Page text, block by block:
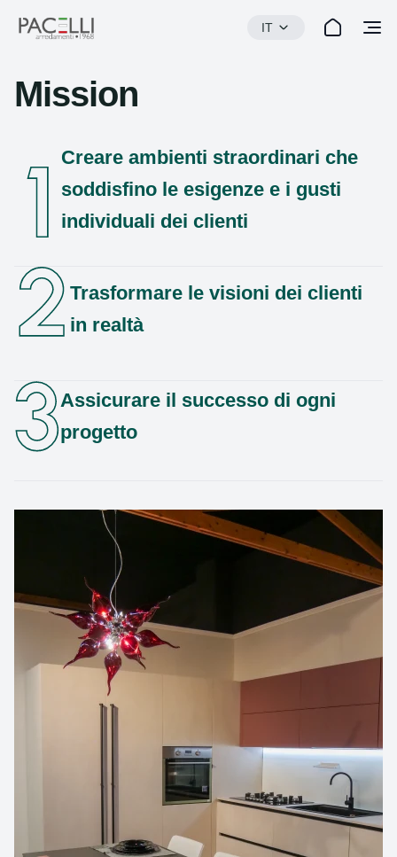
IT
Mission
Creare ambienti straordinari che
soddisfino le esigenze e i gusti
individuali dei clienti
Trasformare le visioni dei clienti
in realtà
Assicurare il successo di ogni
progetto